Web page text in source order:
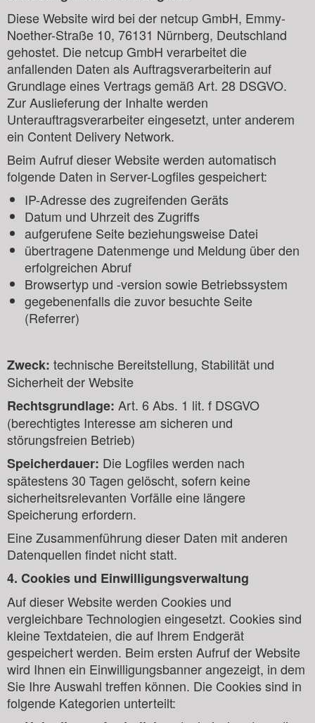
Diese Website wird bei der netcup GmbH, Emmy-
Noether-Straße 10, 76131 Nürnberg, Deutschland
gehostet. Die netcup GmbH verarbeitet die
anfallenden Daten als Auftragsverarbeiterin auf
Grundlage eines Vertrags gemäß Art. 28 DSGVO.
Zur Auslieferung der Inhalte werden
Unterauftragsverarbeiter eingesetzt, unter anderem
ein Content Delivery Network.
Beim Aufruf dieser Website werden automatisch
folgende Daten in Server-Logfiles gespeichert:
IP-Adresse des zugreifenden Geräts
Datum und Uhrzeit des Zugriffs
aufgerufene Seite beziehungsweise Datei
übertragene Datenmenge und Meldung über den
erfolgreichen Abruf
Browsertyp und -version sowie Betriebssystem
gegebenenfalls die zuvor besuchte Seite
(Referrer)
Zweck: technische Bereitstellung, Stabilität und
Sicherheit der Website
Rechtsgrundlage: Art. 6 Abs. 1 lit. f DSGVO
(berechtigtes Interesse am sicheren und
störungsfreien Betrieb)
Speicherdauer: Die Logfiles werden nach
spätestens 30 Tagen gelöscht, sofern keine
sicherheitsrelevanten Vorfälle eine längere
Speicherung erfordern.
Eine Zusammenführung dieser Daten mit anderen
Datenquellen findet nicht statt.
4. Cookies und Einwilligungsverwaltung
Auf dieser Website werden Cookies und
vergleichbare Technologien eingesetzt. Cookies sind
kleine Textdateien, die auf Ihrem Endgerät
gespeichert werden. Beim ersten Aufruf der Website
wird Ihnen ein Einwilligungsbanner angezeigt, in dem
Sie Ihre Auswahl treffen können. Die Cookies sind in
folgende Kategorien unterteilt: